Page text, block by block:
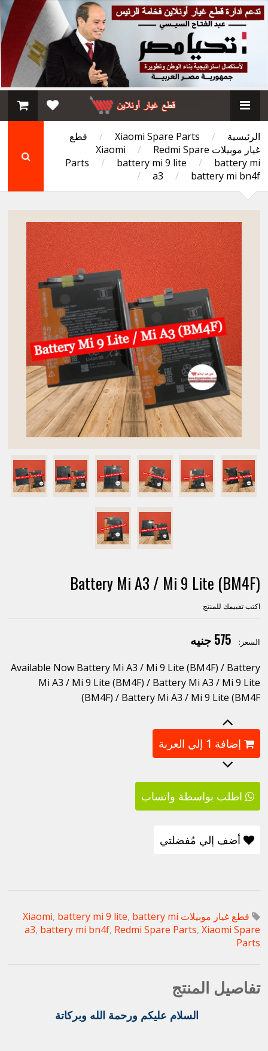
الرئيسية /
Xiaomi Spare Parts
/
قطع
غيار موبيلات Xiaomi
/
Redmi Spare
Parts
/ battery mi 9 lite /
battery mi
a3
/ battery mi bn4f
/
Battery Mi A3 / Mi 9 Lite (BM4F)
اكتب تقييمك للمنتج
السعر: 575 جنيه
Available Now Battery Mi A3 / Mi 9 Lite (BM4F) / Battery
Mi A3 / Mi 9 Lite (BM4F) / Battery Mi A3 / Mi 9 Lite
(BM4F) / Battery Mi A3 / Mi 9 Lite (BM4F
إضافة 1 إلي العربة
اطلب بواسطة واتساب
أضف إلي مُفضلتي
قطع غيار موبيلات Xiaomi , battery mi 9 lite, battery mi
a3, battery mi bn4f, Redmi Spare Parts, Xiaomi Spare
Parts
تفاصيل المنتج
السلام عليكم ورحمة الله وبركاتة